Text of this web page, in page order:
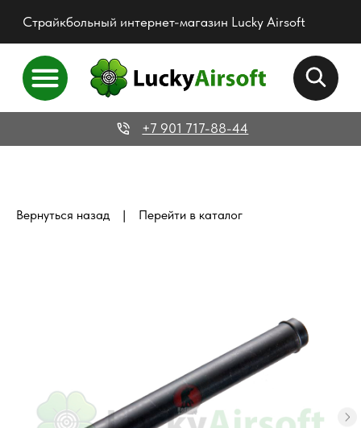
Страйкбольный интернет-магазин Lucky Airsoft
+7 901 717-88-44
Вернуться назад | Перейти в каталог